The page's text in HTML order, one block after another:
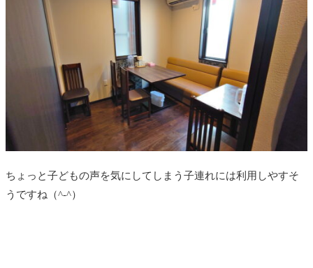
ちょっと子どもの声を気にしてしまう子連れには利用しやすそ
うですね（^-^）